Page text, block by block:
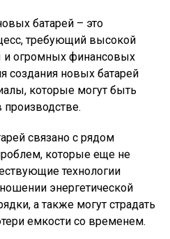
батарей – это
требующий высокой
и огромных финансовых
создания новых батарей
которые могут быть
связано с рядом
которые еще не
технологии
энергетической
а также могут страдать
емкости со временем.